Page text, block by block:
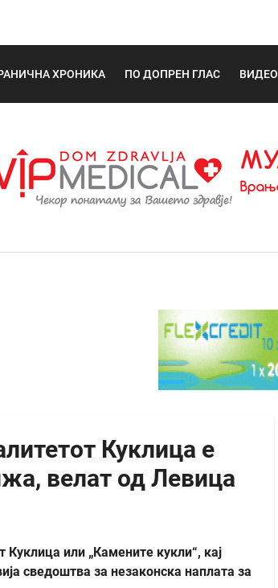
ХРОНИКА ПО ДОПРЕН ГЛАС ВИДЕО
Куклица е
велат од Левица
или „Камените кукли“, кај
сведоштва за незаконска наплата за